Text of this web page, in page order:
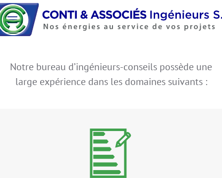
Accéder au contenu principal
Notre bureau d’ingénieurs-conseils possède une
large expérience dans les domaines suivants :